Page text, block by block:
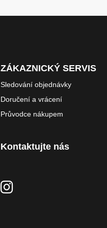
ZÁKAZNICKÝ SERVIS
Sledování objednávky
Doručení a vrácení
Průvodce nákupem
Kontaktujte nás